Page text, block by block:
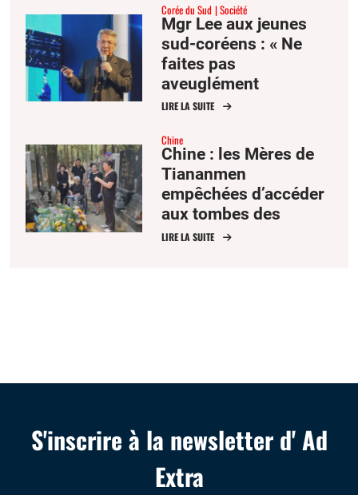
Corée du Sud Société
Mgr Lee aux jeunes
sud-coréens : « Ne
faites pas
aveuglément
confiance à l’IA,
critique »
LIRE LA SUITE
Chine
Chine : les Mères de
Tiananmen
empêchées d’accéder
aux tombes des
victimes du 4 juin
LIRE LA SUITE
S'inscrire à la newsletter d' Ad
Extra